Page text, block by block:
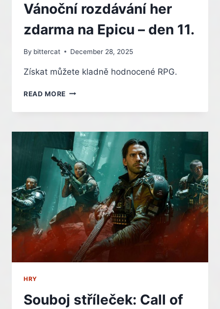
Vánoční rozdávání her
zdarma na Epicu – den 11.
By bittercat December 28, 2025
Získat můžete kladně hodnocené RPG.
READ MORE VÁNOČNÍ
HER
NA
EPICU
–
DEN
11.
HRY
Souboj stříleček: Call of